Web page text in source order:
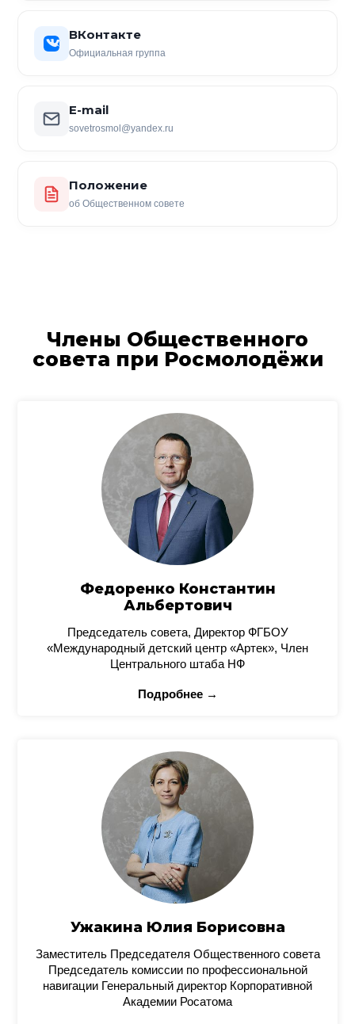
ВКонтакте
Официальная группа
E-mail
sovetrosmol@yandex.ru
Положение
об Общественном совете
Члены Общественного
совета при Росмолодёжи
Федоренко Константин
Альбертович
Председатель совета, Директор ФГБОУ
«Международный детский центр «Артек», Член
Центрального штаба НФ
Подробнее →
Ужакина Юлия Борисовна
Заместитель Председателя Общественного совета
Председатель комиссии по профессиональной
навигации Генеральный директор Корпоративной
Академии Росатома